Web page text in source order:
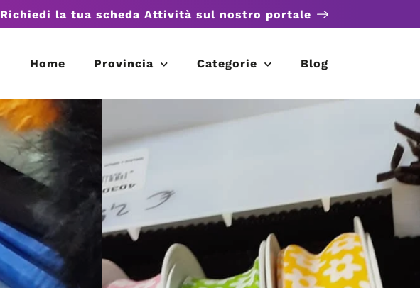
Richiedi la tua scheda Attività sul nostro portale
Home Provincia Categorie Blog